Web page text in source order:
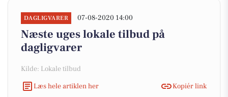
DAGLIGVARER 07-08-2020 14:00
Næste uges lokale tilbud på
dagligvarer
Kilde: Lokale tilbud
Læs hele artiklen her
Kopiér link